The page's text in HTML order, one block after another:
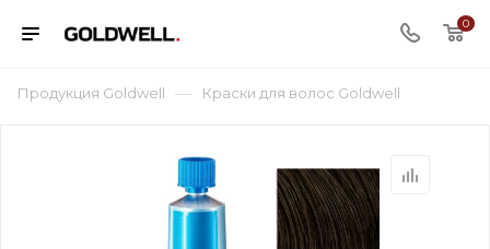
0
Продукция Goldwell — Краски для волос Goldwell